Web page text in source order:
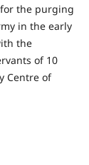
the purging
in the early
the
of 10
Centre of